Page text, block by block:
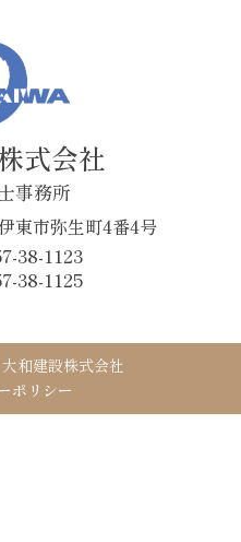
式会社
事務所
東市弥生町4番4号
38-1123
38-1125
和建設株式会社
ポリシー